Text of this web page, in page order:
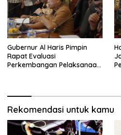
Gubernur Al Haris Pimpin
Rapat Evaluasi
Perkembangan Pelaksanaan
Rekomendasi untuk kamu